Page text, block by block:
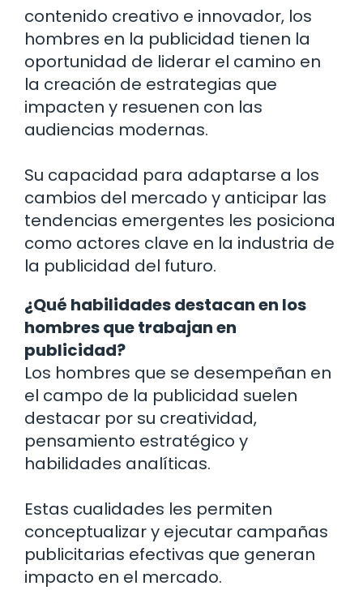
contenido creativo e innovador, los
hombres en la publicidad tienen la
oportunidad de liderar el camino en
la creación de estrategias que
impacten y resuenen con las
audiencias modernas.
Su capacidad para adaptarse a los
cambios del mercado y anticipar las
tendencias emergentes les posiciona
como actores clave en la industria de
la publicidad del futuro.
¿Qué habilidades destacan en los
hombres que trabajan en
publicidad?
Los hombres que se desempeñan en
el campo de la publicidad suelen
destacar por su creatividad,
pensamiento estratégico y
habilidades analíticas.
Estas cualidades les permiten
conceptualizar y ejecutar campañas
publicitarias efectivas que generan
impacto en el mercado.